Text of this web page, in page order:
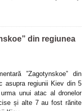
din regiunea
”Zagotynskoe” din
asupra regiunii Kiev din 5
unui atac al dronelor
și alte 7 au fost rănite